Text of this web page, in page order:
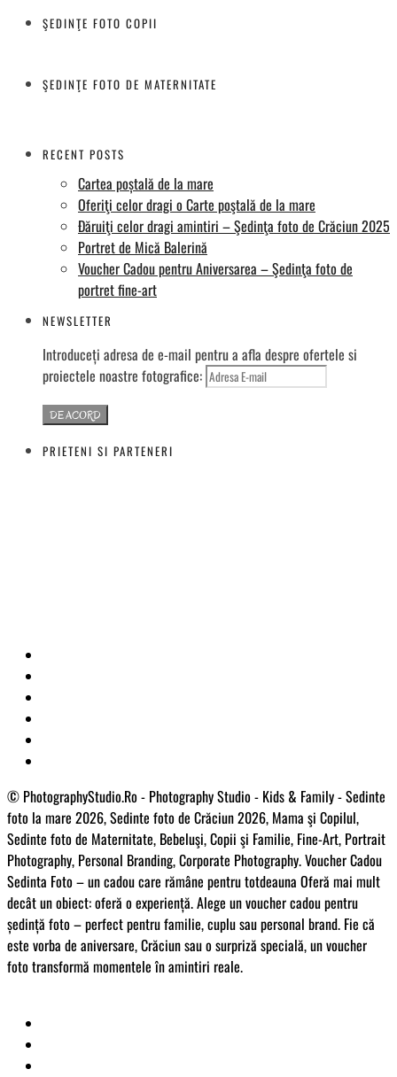
ŞEDINŢE FOTO COPII
ŞEDINŢE FOTO DE MATERNITATE
RECENT POSTS
Cartea poștală de la mare
Oferiţi celor dragi o Carte poştală de la mare
Đăruiţi celor dragi amintiri – Şedinţa foto de Crăciun 2025
Portret de Mică Balerină
Voucher Cadou pentru Aniversarea – Şedinţa foto de
portret fine-art
NEWSLETTER
Introduceți adresa de e-mail pentru a afla despre ofertele si
proiectele noastre fotografice:
PRIETENI SI PARTENERI
© PhotographyStudio.Ro - Photography Studio - Kids & Family - Sedinte
foto la mare 2026, Sedinte foto de Crăciun 2026, Mama şi Copilul,
Sedinte foto de Maternitate, Bebeluşi, Copii şi Familie, Fine-Art, Portrait
Photography, Personal Branding, Corporate Photography. Voucher Cadou
Sedinta Foto – un cadou care rămâne pentru totdeauna Oferă mai mult
decât un obiect: oferă o experiență. Alege un voucher cadou pentru
ședință foto – perfect pentru familie, cuplu sau personal brand. Fie că
este vorba de aniversare, Crăciun sau o surpriză specială, un voucher
foto transformă momentele în amintiri reale.